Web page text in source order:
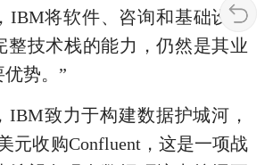
IBM将软件、咨询和基础设施
整技术栈的能力，仍然是其业
势。”
IBM致力于构建数据护城河，
元收购Confluent，这是一项战